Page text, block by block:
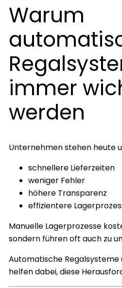
Warum
immer
werden
Unternehmen stehen heute
schnellere Lieferzeiten
weniger Fehler
höhere Transparenz
effizientere
Manuelle Lagerprozesse
sondern führen oft auch zu
Automatische
helfen dabei, diese